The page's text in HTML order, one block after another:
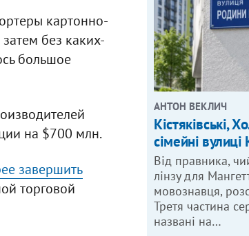
картонно-
без каких-
большое
на $700 млн.
завершить
торговой
АНТОН ВЕКЛИЧ
Кістяківські,
сімейні
Від правника,
лінзу для
мовознавця,
Третя частина
названі на…